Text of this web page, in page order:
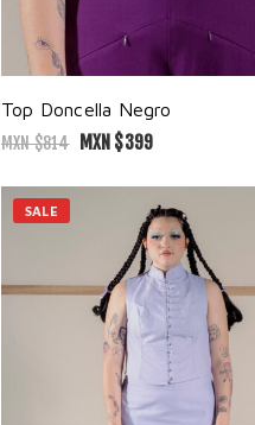
Top Doncella Negro
MXN $814 MXN $399
SALE